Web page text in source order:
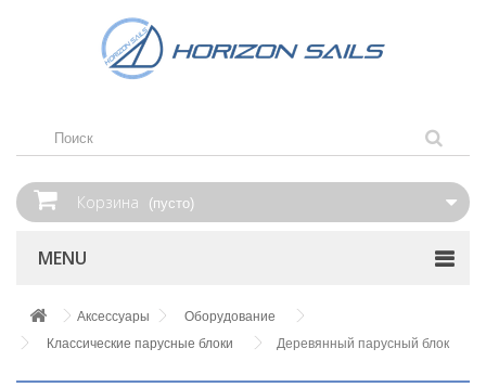
Корзина (пусто)
MENU
Аксессуары
Оборудование
Классические парусные блоки
Деревянный парусный блок